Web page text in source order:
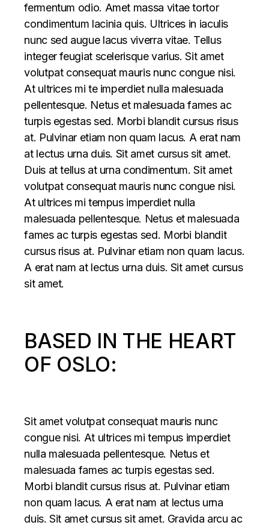
fermentum odio. Amet massa vitae tortor
condimentum lacinia quis. Ultrices in iaculis
nunc sed augue lacus viverra vitae. Tellus
integer feugiat scelerisque varius. Sit amet
volutpat consequat mauris nunc congue nisi.
At ultrices mi te imperdiet nulla malesuada
pellentesque. Netus et malesuada fames ac
turpis egestas sed. Morbi blandit cursus risus
at. Pulvinar etiam non quam lacus. A erat nam
at lectus urna duis. Sit amet cursus sit amet.
Duis at tellus at urna condimentum. Sit amet
volutpat consequat mauris nunc congue nisi.
At ultrices mi tempus imperdiet nulla
malesuada pellentesque. Netus et malesuada
fames ac turpis egestas sed. Morbi blandit
cursus risus at. Pulvinar etiam non quam lacus.
A erat nam at lectus urna duis. Sit amet cursus
sit amet.
BASED IN THE HEART
OF OSLO:
Sit amet volutpat consequat mauris nunc
congue nisi. At ultrices mi tempus imperdiet
nulla malesuada pellentesque. Netus et
malesuada fames ac turpis egestas sed.
Morbi blandit cursus risus at. Pulvinar etiam
non quam lacus. A erat nam at lectus urna
duis. Sit amet cursus sit amet. Gravida arcu ac